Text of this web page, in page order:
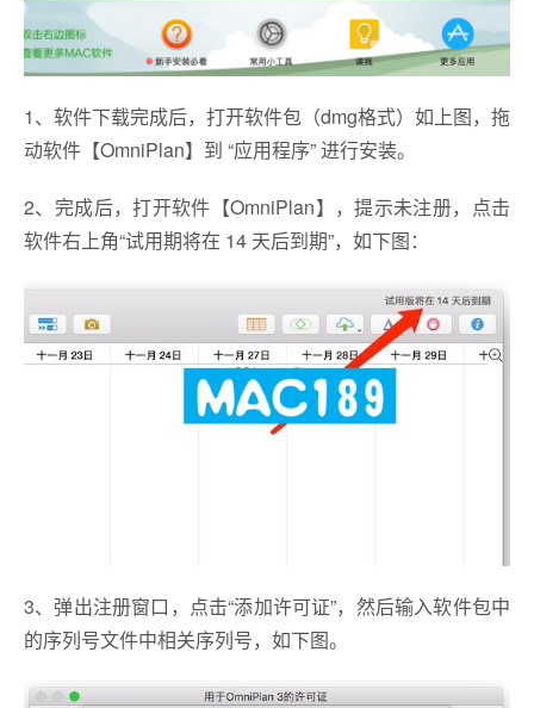
1、软件下载完成后，打开软件包（dmg格式）如上图，拖
动软件【OmniPlan】到 “应用程序” 进行安装。
2、完成后，打开软件【OmniPlan】，提示未注册，点击
软件右上角“试用期将在 14 天后到期”，如下图：
3、弹出注册窗口，点击“添加许可证”，然后输入软件包中
的序列号文件中相关序列号，如下图。